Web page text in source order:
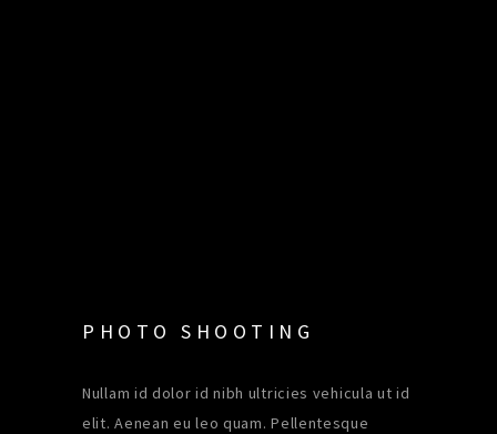
PHOTO SHOOTING
Nullam id dolor id nibh ultricies vehicula ut id
elit. Aenean eu leo quam. Pellentesque